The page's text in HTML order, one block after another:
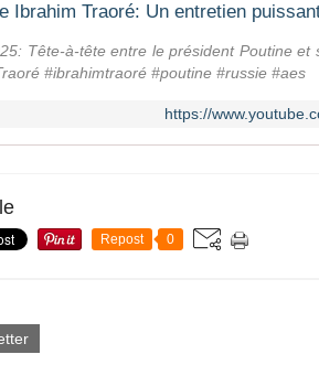
Ibrahim Traoré: Un entretien
Tête-à-tête entre le président Poutine et
#ibrahimtraoré #poutine #russie #aes
https://
Repost 0